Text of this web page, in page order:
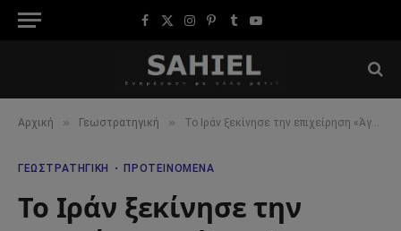
Facebook
X
Instagram
Pinterest
TumblrYouTube
Αρχική » Γεωστρατηγική » Το Ιράν ξεκίνησε την επιχείρηση «Άγγελμα Νίκης» – Πυραυλική επίθεση κατά αμερικανικών βάσεων σε Κατάρ και Ιράκ
ΓΕΩΣΤΡΑΤΗΓΙΚΉ ΠΡΟΤΕΙΝΌΜΕΝΑ
Το Ιράν ξεκίνησε την